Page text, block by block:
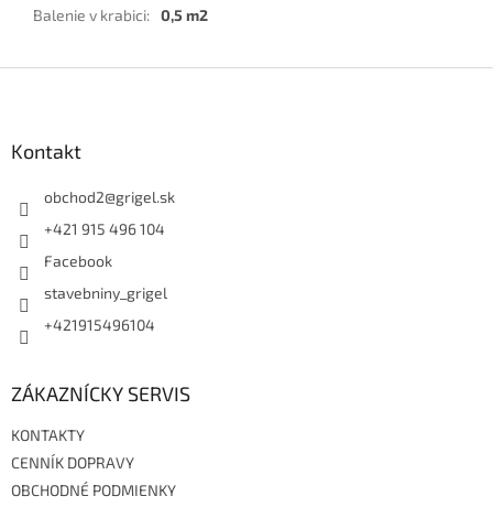
Balenie v krabici: 0,5 m2
Kontakt
obchod2@grigel.sk
+421 915 496 104
Facebook
stavebniny_grigel
+421915496104
ZÁKAZNÍCKY SERVIS
KONTAKTY
CENNÍK DOPRAVY
OBCHODNÉ PODMIENKY